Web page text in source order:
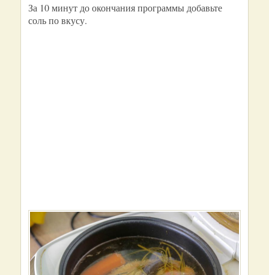
За 10 минут до окончания программы добавьте
соль по вкусу.